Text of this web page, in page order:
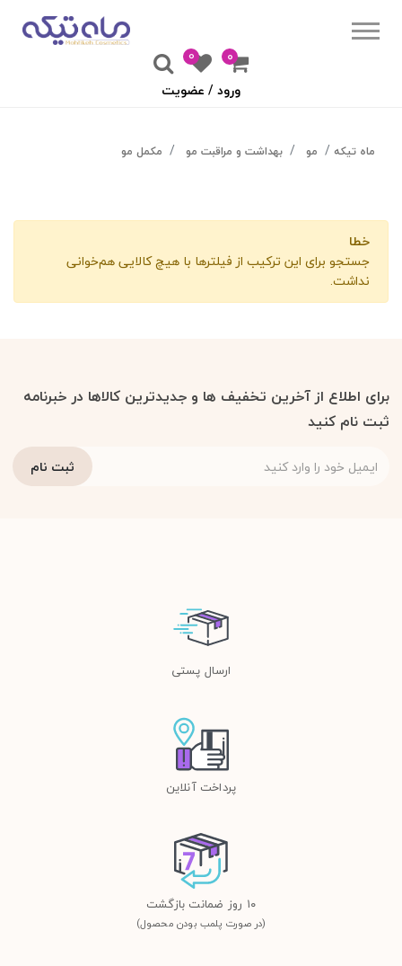
۰
0
ورود / عضویت
ماه تیکه مو بهداشت و مراقبت مو مکمل مو
خطا
جستجو برای این ترکیب از فیلترها با هیچ کالایی هم‌خوانی
نداشت.
برای اطلاع از آخرین تخفیف ها و جدیدترین کالاها در خبرنامه
ثبت نام کنید
ارسال پستی
پرداخت آنلاین
١٠ روز ضمانت بازگشت
(در صورت پلمب بودن محصول)